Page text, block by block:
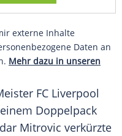
externe Inhalte
Daten an
Mehr dazu in unseren
FC Liverpool
Doppelpack
Mitrovic verkürzte